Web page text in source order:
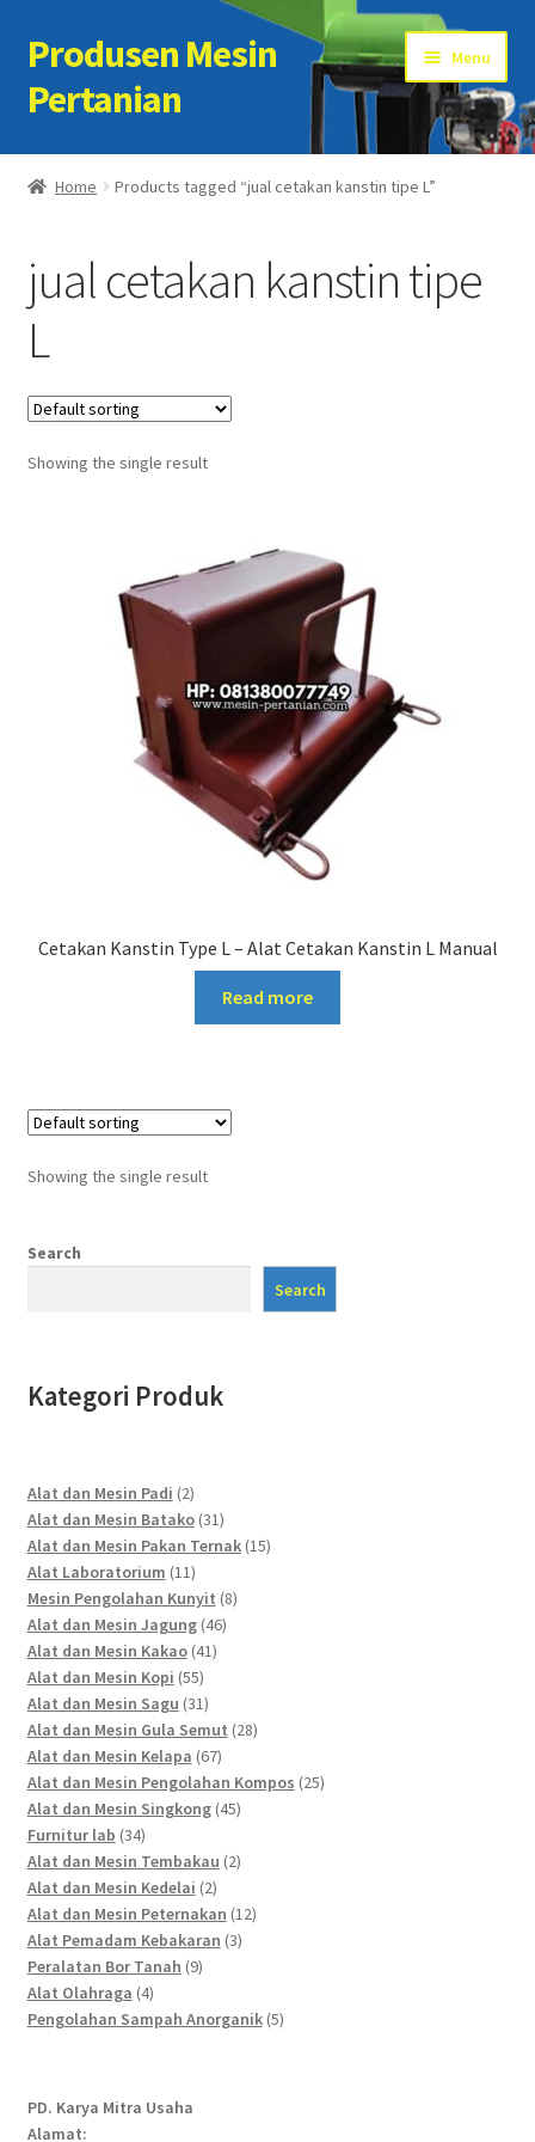
Skip
to
navigation
Skip
to
content
Produsen Mesin
Pertanian
Menu
Home
Cart
Kontak Kami
My account
Home Products tagged “jual cetakan kanstin tipe L”
jual cetakan kanstin tipe
L
Showing the single result
Cetakan Kanstin Type L – Alat Cetakan Kanstin L Manual
Read more
Showing the single result
Search
Search
Kategori Produk
Alat dan Mesin Padi 22
products
Alat dan Mesin Batako 3131
products
Alat dan Mesin Pakan Ternak 1515
Alat Laboratorium 1111
products
Mesin Pengolahan Kunyit 88
Alat dan Mesin Jagung 4646
Alat dan Mesin Kakao 4141
Alat dan Mesin Kopi 5555
products
Alat dan Mesin Sagu 3131
products
Alat dan Mesin Gula Semut 2828
Alat dan Mesin Kelapa 6767
products
Alat dan Mesin Pengolahan Kompos 2525
Alat dan Mesin Singkong 4545
Furnitur lab 3434
products
Alat dan Mesin Tembakau 22
Alat dan Mesin Kedelai 22
products
Alat dan Mesin Peternakan 1212
Alat Pemadam Kebakaran 33
Peralatan Bor Tanah 99
Alat Olahraga 44
products
Pengolahan Sampah Anorganik 55
PD. Karya Mitra Usaha
Alamat: